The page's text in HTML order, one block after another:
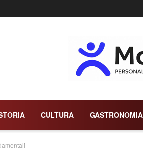
CULTURA GASTRONOMIA